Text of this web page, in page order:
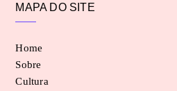
MAPA DO SITE
Home
Sobre
Cultura